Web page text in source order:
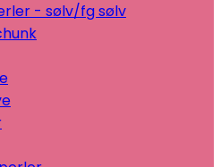
- sølv/fg sølv